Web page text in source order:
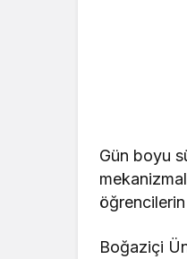
Gün boyu
Boğaziçi